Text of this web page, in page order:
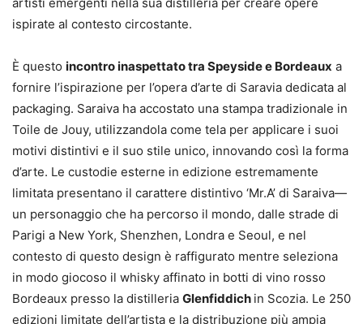
artisti emergenti nella sua distilleria per creare opere
ispirate al contesto circostante.
È questo incontro inaspettato tra Speyside e Bordeaux a
fornire l’ispirazione per l’opera d’arte di Saravia dedicata al
packaging. Saraiva ha accostato una stampa tradizionale in
Toile de Jouy, utilizzandola come tela per applicare i suoi
motivi distintivi e il suo stile unico, innovando così la forma
d’arte. Le custodie esterne in edizione estremamente
limitata presentano il carattere distintivo ‘Mr.A’ di Saraiva—
un personaggio che ha percorso il mondo, dalle strade di
Parigi a New York, Shenzhen, Londra e Seoul, e nel
contesto di questo design è raffigurato mentre seleziona
in modo giocoso il whisky affinato in botti di vino rosso
Bordeaux presso la distilleria Glenfiddich in Scozia. Le 250
edizioni limitate dell’artista e la distribuzione più ampia